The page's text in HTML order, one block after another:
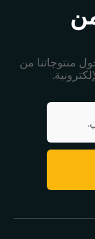
منتوجاتنا من